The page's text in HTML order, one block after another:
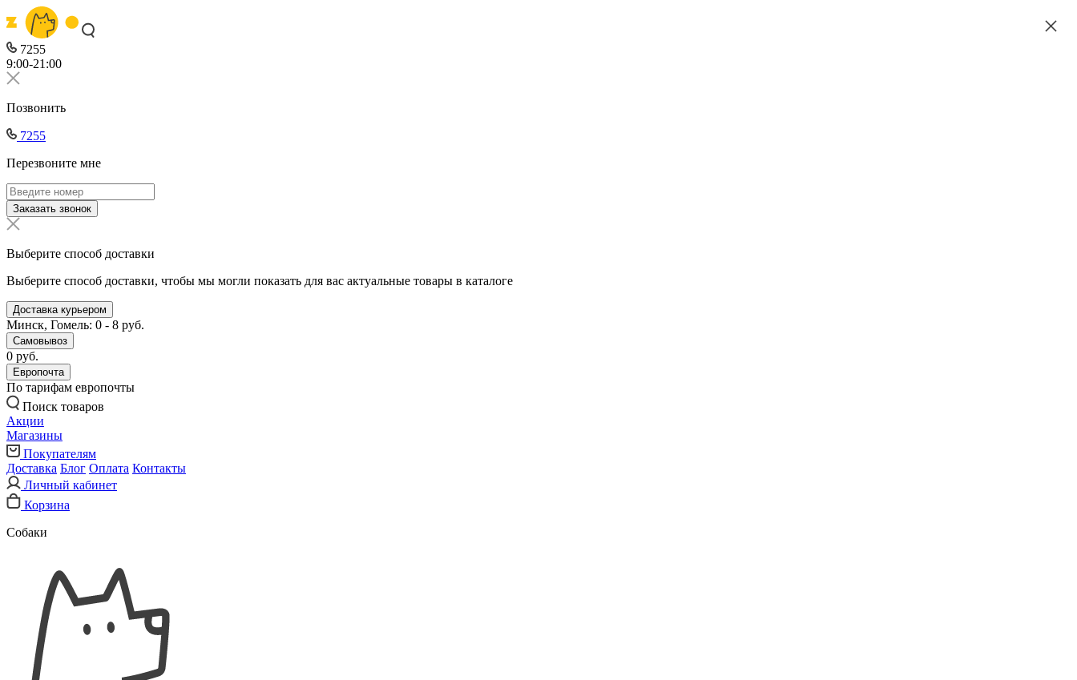
7255
9:00-21:00
Позвонить
7255
Перезвоните мне
Заказать звонок
Выберите способ доставки
Выберите способ доставки, чтобы мы могли показать для вас актуальные товары в каталоге
Доставка курьером
Минск, Гомель: 0 - 8 руб.
Самовывоз
0 руб.
Европочта
По тарифам европочты
Поиск товаров
Акции
Магазины
Покупателям
Доставка Блог Оплата Контакты
Личный кабинет
Корзина
Собаки